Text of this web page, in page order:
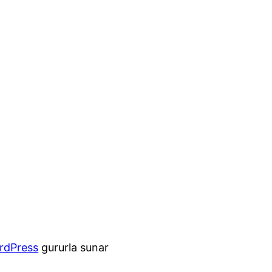
gururla sunar